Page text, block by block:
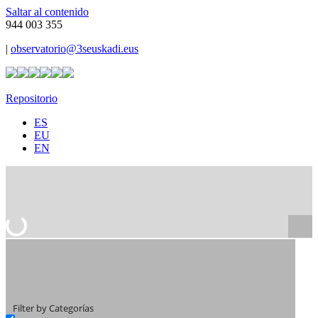
Saltar al contenido
944 003 355
| observatorio@3seuskadi.eus
Repositorio
ES
EU
EN
Filter by Categorías